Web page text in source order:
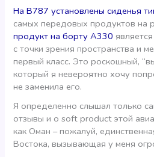
На В787 установлены сиденья
самых передовых продуктов на
продукт на борту А330
с точки зрения пространства и
первый класс. Это роскошный,
который я невероятно хочу
не заменила его.
Я определенно слышал только
отзывы и о soft product этой
как Оман – пожалуй,
Востока, вызывающая у меня